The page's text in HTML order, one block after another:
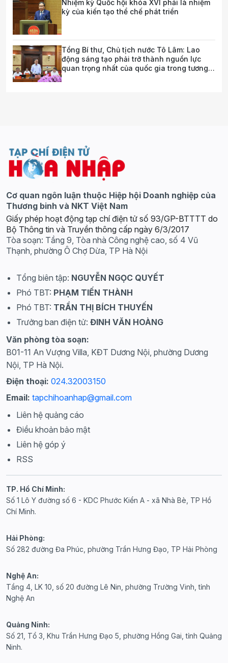
Nhiệm kỳ Quốc hội khóa XVI phải là nhiệm
kỳ của kiến tạo thể chế phát triển
Tổng Bí thư, Chủ tịch nước Tô Lâm: Lao
động sáng tạo phải trở thành nguồn lực
quan trọng nhất của quốc gia trong tương
Cơ quan ngôn luận thuộc Hiệp hội Doanh nghiệp của
Thương binh và NKT Việt Nam
Giấy phép hoạt động tạp chí điện tử số 93/GP-BTTTT do
Bộ Thông tin và Truyền thông cấp ngày 6/3/2017
Tòa soạn: Tầng 9, Tòa nhà Công nghệ cao, số 4 Vũ
Thạnh, phường Ô Chợ Dừa, TP Hà Nội
Tổng biên tập: NGUYỄN NGỌC QUYẾT
Phó TBT: PHẠM TIẾN THÀNH
Phó TBT: TRẦN THỊ BÍCH THUYẾN
Trưởng ban điện tử: ĐINH VĂN HOÀNG
Văn phòng tòa soạn:
B01-11 An Vượng Villa, KĐT Dương Nội, phường Dương
Nội, TP Hà Nội.
Điện thoại: 024.32003150
Email: tapchihoanhap@gmail.com
Liên hệ quảng cáo
Điều khoản bảo mật
Liên hệ góp ý
RSS
TP. Hồ Chí Minh:
Số 1 Lô Y đường số 6 - KDC Phước Kiển A - xã Nhà Bè, TP Hồ
Chí Minh.
Hải Phòng:
Số 282 đường Đa Phúc, phường Trần Hưng Đạo, TP Hải Phòng
Nghệ An:
Tầng 4, LK 10, số 20 đường Lê Nin, phường Trường Vinh, tỉnh
Nghệ An
Quảng Ninh:
Số 21, Tổ 3, Khu Trần Hưng Đạo 5, phường Hồng Gai, tỉnh Quảng
Ninh.